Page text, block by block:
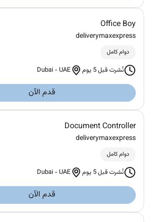
Office Boy
deliverymaxexpress
دوام كامل
نُشرت قبل 5 يوم Dubai -UAE
قدم الآن
Document Controller
deliverymaxexpress
دوام كامل
نُشرت قبل 5 يوم Dubai -UAE
قدم الآن